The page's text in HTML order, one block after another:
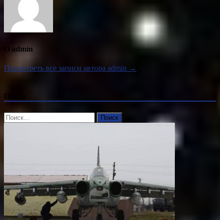
О admin
Посмотреть все записи автора admin →
Поиск
Найти: